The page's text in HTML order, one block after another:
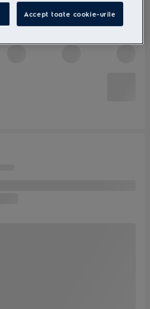
Accept toate cookie-urile